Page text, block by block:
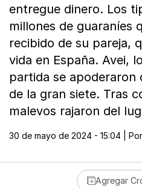
entregue dinero. Los
millones de guaraníes
recibido de su pareja,
vida en España. Avei,
partida se apoderaron
de la gran siete. Tras
malevos rajaron del
30 de mayo de 2024 - 15:04 | Por
Agregar